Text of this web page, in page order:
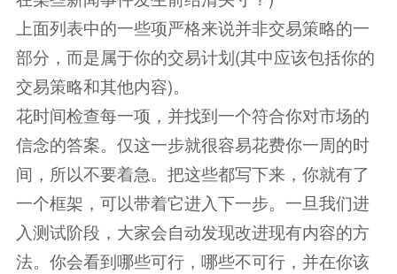
上面列表中的一些项严格来说并非交易策略的一
部分，而是属于你的交易计划(其中应该包括你的
交易策略和其他内容)。
花时间检查每一项，并找到一个符合你对市场的
信念的答案。仅这一步就很容易花费你一周的时
间，所以不要着急。把这些都写下来，你就有了
一个框架，可以带着它进入下一步。一旦我们进
入测试阶段，大家会自动发现改进现有内容的方
法。你会看到哪些可行，哪些不可行，并在你该